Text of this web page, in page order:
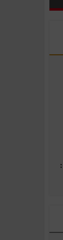
بنك ABC يطلق تطبيقته ABC CLIC :